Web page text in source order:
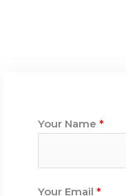
Your Name *
Your Email *